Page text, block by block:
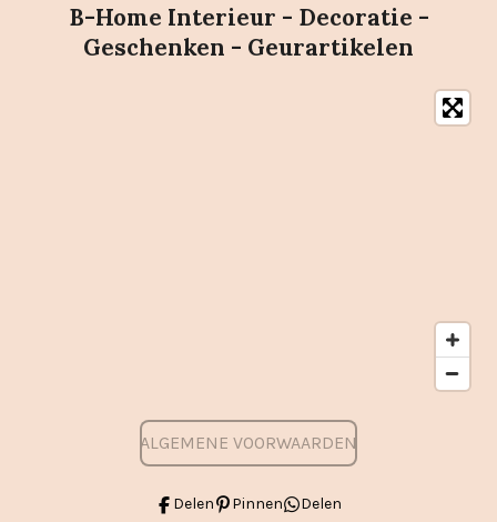
B-Home Interieur - Decoratie -
Geschenken - Geurartikelen
ALGEMENE VOORWAARDEN
Delen Pinnen Delen